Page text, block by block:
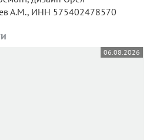
А.М., ИНН 575402478570
06.08.2026